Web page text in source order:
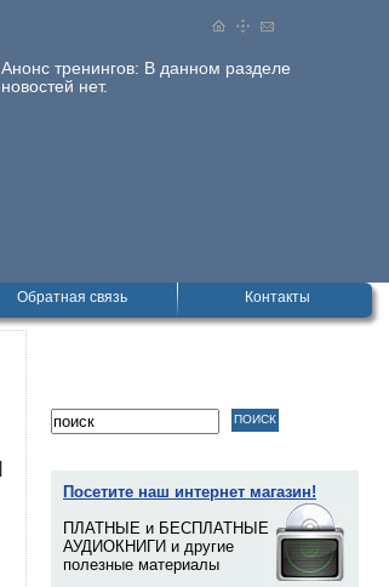
Анонс тренингов: В данном разделе
новостей нет.
Обратная связь Контакты
Посетите наш интернет магазин!
ПЛАТНЫЕ и БЕСПЛАТНЫЕ
АУДИОКНИГИ и другие
полезные материалы